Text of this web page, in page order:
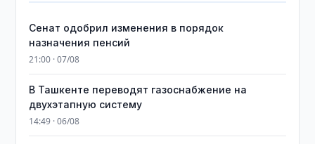
Сенат одобрил изменения в порядок
назначения пенсий
21:00 · 07/08
В Ташкенте переводят газоснабжение на
двухэтапную систему
14:49 · 06/08